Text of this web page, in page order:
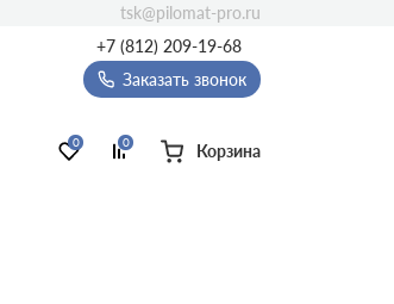
+7 (812) 209-19-68
Заказать звонок
0 0 Корзина
tsk@pilomat-pro.ru